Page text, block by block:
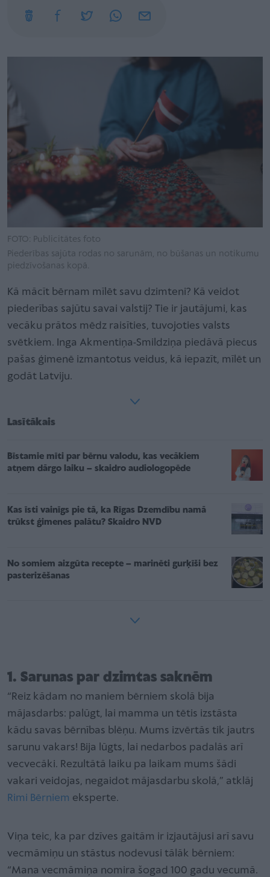
FOTO: Publicitātes foto
Piederības sajūta rodas no sarunām, no būšanas un notikumu
piedzīvošanas kopā.
Kā mācīt bērnam mīlēt savu dzimteni? Kā veidot
piederības sajūtu savai valstij? Tie ir jautājumi, kas
vecāku prātos mēdz raisīties, tuvojoties valsts
svētkiem. Inga Akmentiņa-Smildziņa piedāvā piecus
pašas ģimenē izmantotus veidus, kā iepazīt, mīlēt un
godāt Latviju.
Lasītākais
Bīstamie mīti par bērnu valodu, kas vecākiem
atņem dārgo laiku – skaidro audiologopēde
Kas īsti vainīgs pie tā, ka Rīgas Dzemdību namā
trūkst ģimenes palātu? Skaidro NVD
No somiem aizgūta recepte – marinēti gurķīši bez
pasterizēšanas
1. Sarunas par dzimtas saknēm
“Reiz kādam no maniem bērniem skolā bija
mājasdarbs: palūgt, lai mamma un tētis izstāsta
kādu savas bērnības blēņu. Mums izvērtās tik jautrs
sarunu vakars! Bija lūgts, lai nedarbos padalās arī
vecvecāki. Rezultātā laiku pa laikam mums šādi
vakari veidojas, negaidot mājasdarbu skolā,” atklāj
Rimi Bērniem eksperte.
Viņa teic, ka par dzīves gaitām ir izjautājusi arī savu
vecmāmiņu un stāstus nodevusi tālāk bērniem:
“Mana vecmāmiņa nomira šogad 100 gadu vecumā.